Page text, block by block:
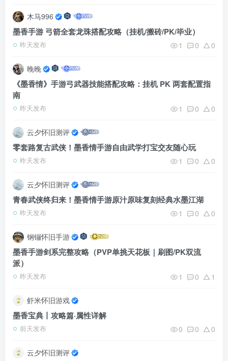
木马996
墨香手游 弓箭全套龙珠搭配攻略（挂机/搬砖/PK/毕业）
昨天发布 1 0 0
晚晚
《墨香情》手游弓武器技能搭配攻略：挂机 PK 两套配置指
南
昨天发布 1 0 0
云夕怀旧测评
零套路复古武侠！墨香情手游自由武学打宝交友随心玩
昨天发布 1 0 0
云夕怀旧测评
青春武侠终归来！墨香情手游原汁原味复刻经典水墨江湖
昨天发布 1 0 0
钢镚怀旧手游
墨香手游剑系完整攻略（PVP单挑天花板｜刷图/PK双流
派）
昨天发布 1 0 1
虾米怀旧游戏
墨香宝典丨攻略篇·属性详解
前天发布 0 0 0
云夕怀旧测评